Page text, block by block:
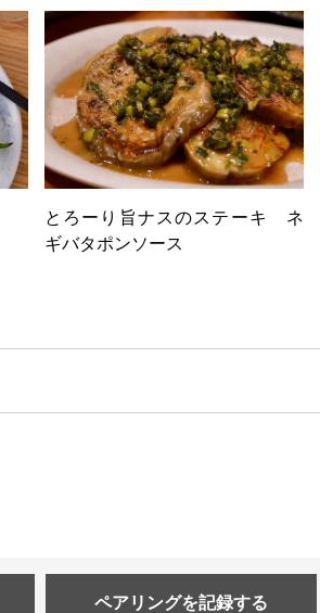
とろーり旨ナスのステーキ ネ
ギバタポンソース
ペアリングを記録する